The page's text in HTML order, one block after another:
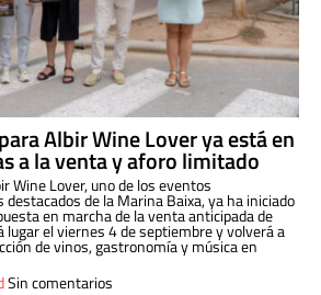
Albir Wine Lover ya está en
a la venta y aforo limitado
Wine Lover, uno de los eventos
de la Marina Baixa, ya ha iniciado
en marcha de la venta anticipada de
el viernes 4 de septiembre y volverá a
de vinos, gastronomía y música en
Sin comentarios